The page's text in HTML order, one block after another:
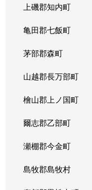
上磯郡知内町
亀田郡七飯町
茅部郡森町
山越郡長万部町
檜山郡上ノ国町
爾志郡乙部町
瀬棚郡今金町
島牧郡島牧村